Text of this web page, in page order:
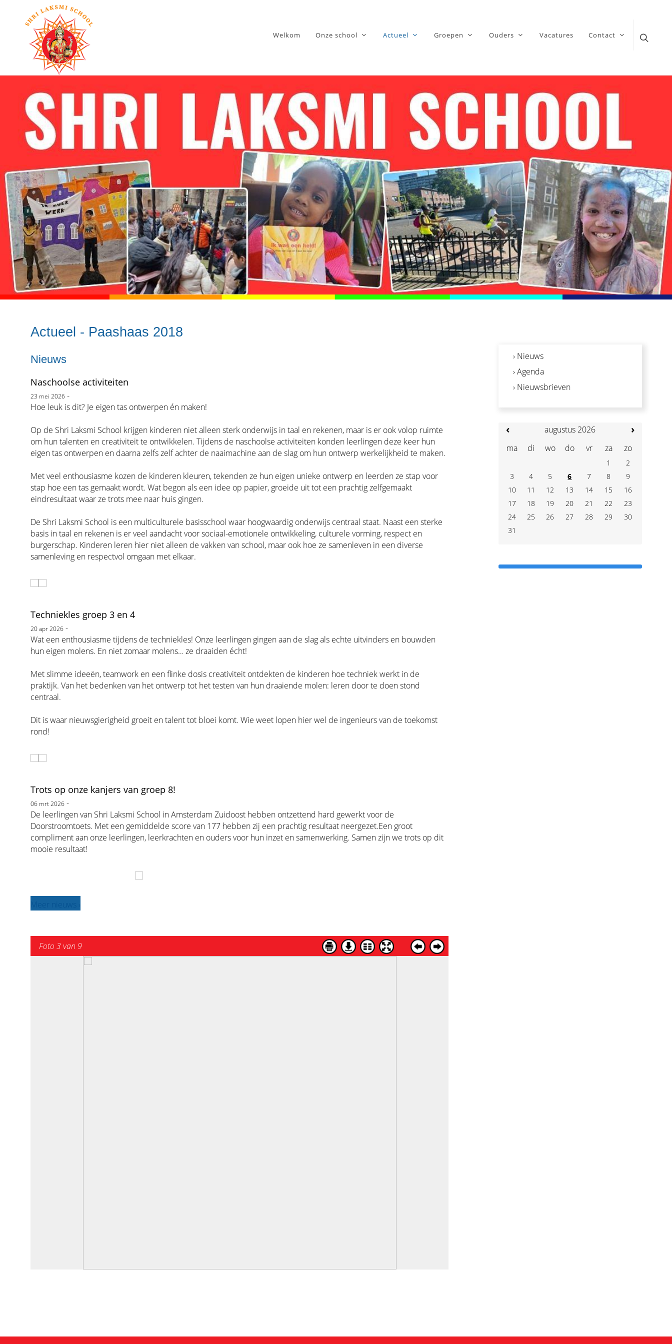
Welkom Onze school Actueel Groepen Ouders Vacatures Contact
Actueel - Paashaas 2018
Nieuws
Naschoolse activiteiten
23 mei 2026 -
Hoe leuk is dit? Je eigen tas ontwerpen én maken!
Op de Shri Laksmi School krijgen kinderen niet alleen sterk onderwijs in taal en rekenen, maar is er ook volop ruimte
om hun talenten en creativiteit te ontwikkelen. Tijdens de naschoolse activiteiten konden leerlingen deze keer hun
eigen tas ontwerpen en daarna zelfs zelf achter de naaimachine aan de slag om hun ontwerp werkelijkheid te maken.
Met veel enthousiasme kozen de kinderen kleuren, tekenden ze hun eigen unieke ontwerp en leerden ze stap voor
stap hoe een tas gemaakt wordt. Wat begon als een idee op papier, groeide uit tot een prachtig zelfgemaakt
eindresultaat waar ze trots mee naar huis gingen.
De Shri Laksmi School is een multiculturele basisschool waar hoogwaardig onderwijs centraal staat. Naast een sterke
basis in taal en rekenen is er veel aandacht voor sociaal-emotionele ontwikkeling, culturele vorming, respect en
burgerschap. Kinderen leren hier niet alleen de vakken van school, maar ook hoe ze samenleven in een diverse
samenleving en respectvol omgaan met elkaar.
Techniekles groep 3 en 4
20 apr 2026 -
Wat een enthousiasme tijdens de techniekles! Onze leerlingen gingen aan de slag als echte uitvinders en bouwden
hun eigen molens. En niet zomaar molens… ze draaiden écht!
Met slimme ideeën, teamwork en een flinke dosis creativiteit ontdekten de kinderen hoe techniek werkt in de
praktijk. Van het bedenken van het ontwerp tot het testen van hun draaiende molen: leren door te doen stond
centraal.
Dit is waar nieuwsgierigheid groeit en talent tot bloei komt. Wie weet lopen hier wel de ingenieurs van de toekomst
rond!
Trots op onze kanjers van groep 8!
06 mrt 2026 -
De leerlingen van Shri Laksmi School in Amsterdam Zuidoost hebben ontzettend hard gewerkt voor de
Doorstroomtoets. Met een gemiddelde score van 177 hebben zij een prachtig resultaat neergezet.Een groot
compliment aan onze leerlingen, leerkrachten en ouders voor hun inzet en samenwerking. Samen zijn we trots op dit
mooie resultaat!
Foto 3 van 9
› Nieuws
› Agenda
› Nieuwsbrieven
‹ ›
augustus 2026
ma
di wo do vr za zo
1
2
3
4 5 6 7 8
9
10
11 12 13 14 15
16
17
18 19 20 21 22
23
24
25 26 27 28 29
30
31